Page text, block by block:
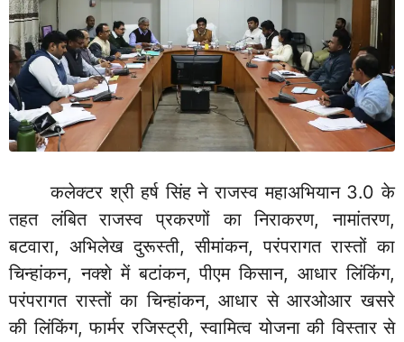
कलेक्टर श्री हर्ष सिंह ने राजस्व महाअभियान 3.0 के
तहत लंबित राजस्व प्रकरणों का निराकरण, नामांतरण,
बटवारा, अभिलेख दुरूस्ती, सीमांकन, परंपरागत रास्तों का
चिन्हांकन, नक्शे में बटांकन, पीएम किसान, आधार लिंकिंग,
परंपरागत रास्तों का चिन्हांकन, आधार से आरओआर खसरे
की लिंकिंग, फार्मर रजिस्ट्री, स्वामित्व योजना की विस्तार से